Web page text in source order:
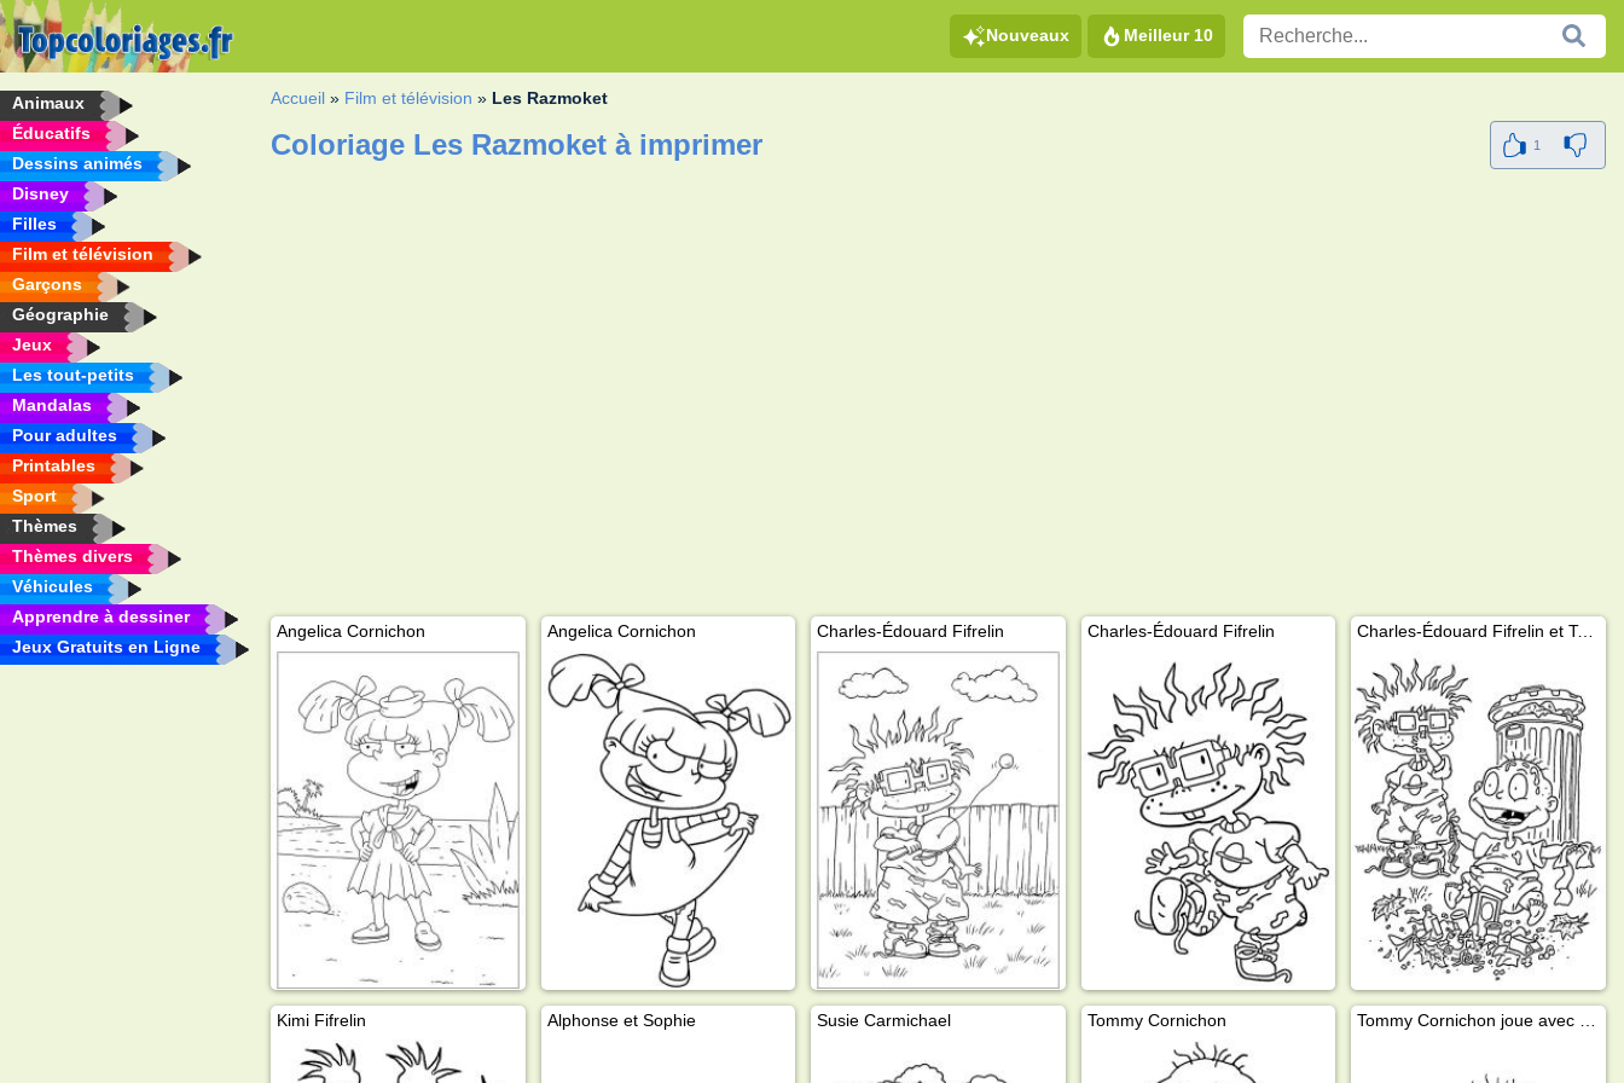
Nouveaux Meilleur 10
Animaux
Éducatifs
Dessins animés
Disney
Filles
Film et télévision
Garçons
Géographie
Jeux
Les tout-petits
Mandalas
Pour adultes
Printables
Sport
Thèmes
Thèmes divers
Véhicules
Apprendre à dessiner
Jeux Gratuits en Ligne
Accueil » Film et télévision » Les Razmoket
Coloriage Les Razmoket à imprimer 1
Angelica Cornichon Angelica Cornichon Charles-Édouard Fifrelin Charles-Édouard Fifrelin Charles-Édouard Fifrelin et Tommy Cornichon
Kimi Fifrelin Alphonse et Sophie Susie Carmichael Tommy Cornichon